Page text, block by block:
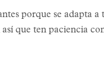
porque se adapta
que ten paciencia